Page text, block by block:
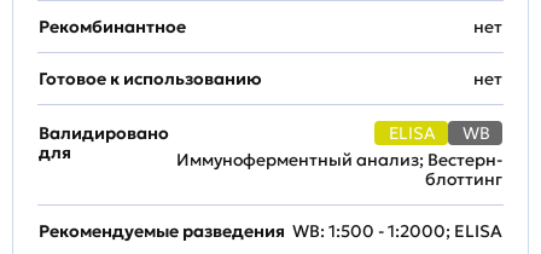
Рекомбинантное нет
Готовое к использованию нет
Валидировано
для
ELISA
WB
Иммуноферментный анализ; Вестерн-
блоттинг
Рекомендуемые разведения WB: 1:500 - 1:2000; ELISA